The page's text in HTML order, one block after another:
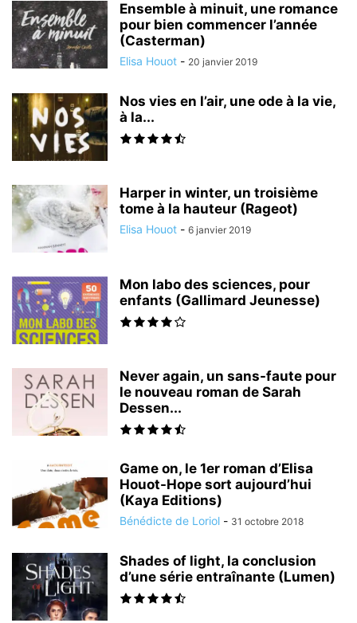
Ensemble à minuit, une romance
pour bien commencer l’année
(Casterman)
Elisa Houot - 20 janvier 2019
Nos vies en l’air, une ode à la vie,
à la...
Harper in winter, un troisième
tome à la hauteur (Rageot)
Elisa Houot - 6 janvier 2019
Mon labo des sciences, pour
enfants (Gallimard Jeunesse)
Never again, un sans-faute pour
le nouveau roman de Sarah
Dessen...
Game on, le 1er roman d’Elisa
Houot-Hope sort aujourd’hui
(Kaya Editions)
Bénédicte de Loriol - 31 octobre 2018
Shades of light, la conclusion
d’une série entraînante (Lumen)